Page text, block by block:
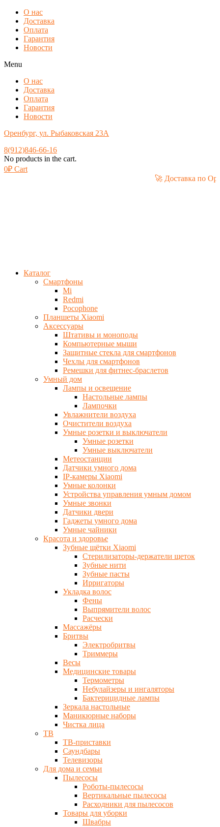
О нас
Доставка
Оплата
Гарантия
Новости
Menu
О нас
Доставка
Оплата
Гарантия
Новости
Оренбург, ул. Рыбаковская 23А
8(912)846-66-16
No products in the cart.
0₽ Cart
🚀
Каталог
Смартфоны
Mi
Redmi
Pocophone
Планшеты Xiaomi
Аксессуары
Штативы и моноподы
Компьютерные мыши
Защитные стекла для смартфонов
Чехлы для смартфонов
Ремешки для фитнес-браслетов
Умный дом
Лампы и освещение
Настольные лампы
Лампочки
Увлажнители воздуха
Очистители воздуха
Умные розетки и выключатели
Умные розетки
Умные выключатели
Метеостанции
Датчики умного дома
IP-камеры Xiaomi
Умные колонки
Устройства управления умным домом
Умные звонки
Датчики двери
Гаджеты умного дома
Умные чайники
Красота и здоровье
Зубные щётки Xiaomi
Стерилизаторы-держатели щеток
Зубные нити
Зубные пасты
Ирригаторы
Укладка волос
Фены
Выпрямители волос
Расчески
Массажёры
Бритвы
Электробритвы
Триммеры
Весы
Медицинские товары
Термометры
Небулайзеры и ингаляторы
Бактерицидные лампы
Зеркала настольные
Маникюрные наборы
Чистка лица
ТВ
ТВ-приставки
Саундбары
Телевизоры
Для дома и семьи
Пылесосы
Роботы-пылесосы
Вертикальные пылесосы
Расходники для пылесосов
Товары для уборки
Швабры